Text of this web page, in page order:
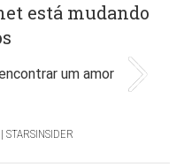
está mudando
STARSINSIDER